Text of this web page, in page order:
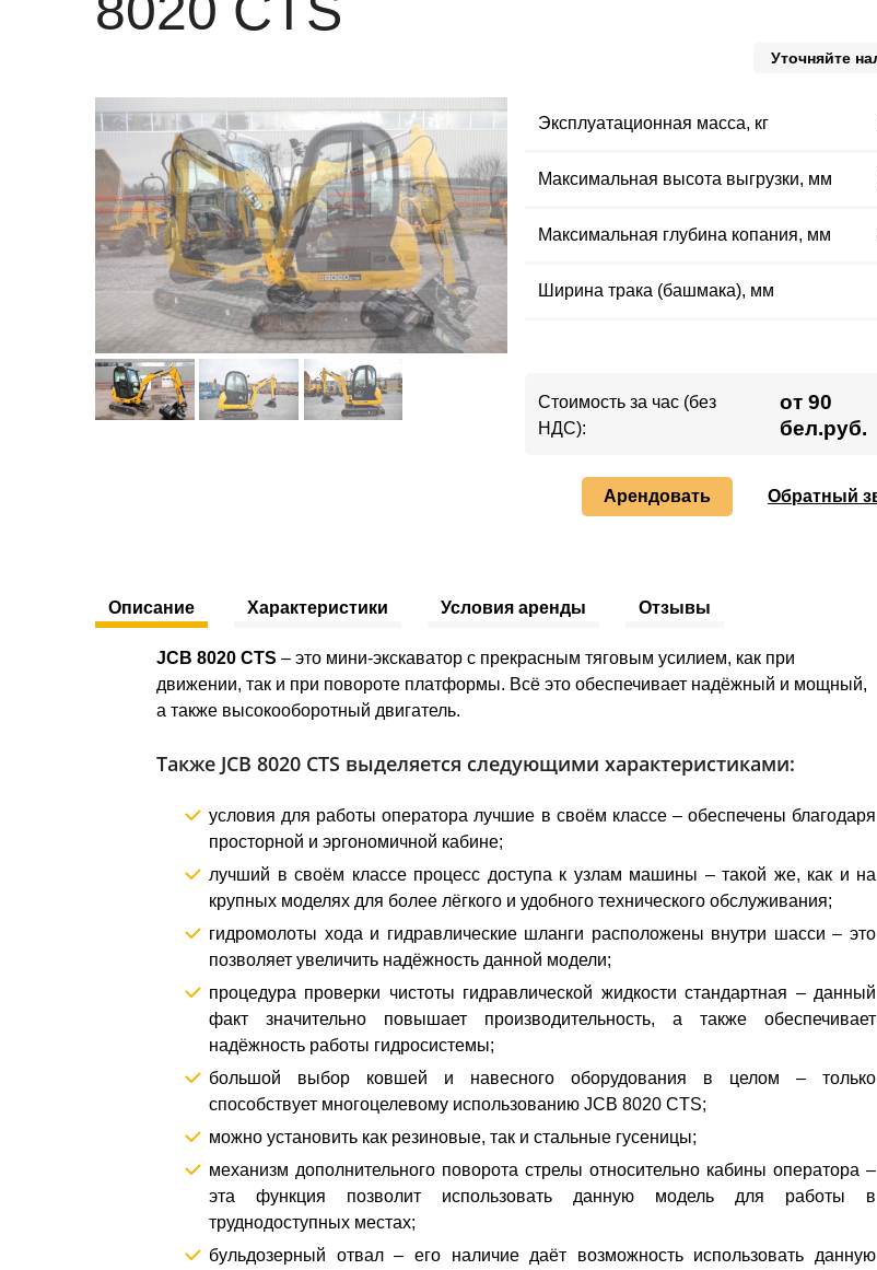
Уточняйте
Эксплуатационная масса, кг
Максимальная высота выгрузки, мм
Максимальная глубина копания, мм
Ширина трака (башмака), мм
Стоимость за час (без
НДС):
от 90
бел.руб.
Арендовать Обратный
Описание Характеристики Условия аренды Отзывы
JCB 8020 CTS – это мини-экскаватор с прекрасным тяговым усилием, как при
движении, так и при повороте платформы. Всё это обеспечивает надёжный и мощный,
а также высокооборотный двигатель.
Также JCB 8020 CTS выделяется следующими характеристиками:
условия для работы оператора лучшие в своём классе – обеспечены благодаря
просторной и эргономичной кабине;
лучший в своём классе процесс доступа к узлам машины – такой же, как и на
крупных моделях для более лёгкого и удобного технического обслуживания;
гидромолоты хода и гидравлические шланги расположены внутри шасси – это
позволяет увеличить надёжность данной модели;
процедура проверки чистоты гидравлической жидкости стандартная – данный
факт значительно повышает производительность, а также обеспечивает
надёжность работы гидросистемы;
большой выбор ковшей и навесного оборудования в целом – только
способствует многоцелевому использованию JCB 8020 CTS;
можно установить как резиновые, так и стальные гусеницы;
механизм дополнительного поворота стрелы относительно кабины оператора –
эта функция позволит использовать данную модель для работы в
труднодоступных местах;
бульдозерный отвал – его наличие даёт возможность использовать данную